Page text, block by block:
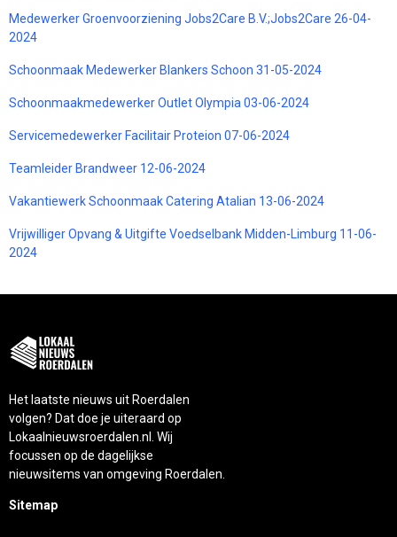
Medewerker Groenvoorziening Jobs2Care B.V.;Jobs2Care 26-04-
2024
Schoonmaak Medewerker Blankers Schoon 31-05-2024
Schoonmaakmedewerker Outlet Olympia 03-06-2024
Servicemedewerker Facilitair Proteion 07-06-2024
Teamleider Brandweer 12-06-2024
Vakantiewerk Schoonmaak Catering Atalian 13-06-2024
Vrijwilliger Opvang & Uitgifte Voedselbank Midden-Limburg 11-06-
2024
Het laatste nieuws uit Roerdalen
volgen? Dat doe je uiteraard op
Lokaalnieuwsroerdalen.nl. Wij
focussen op de dagelijkse
nieuwsitems van omgeving Roerdalen.
Sitemap